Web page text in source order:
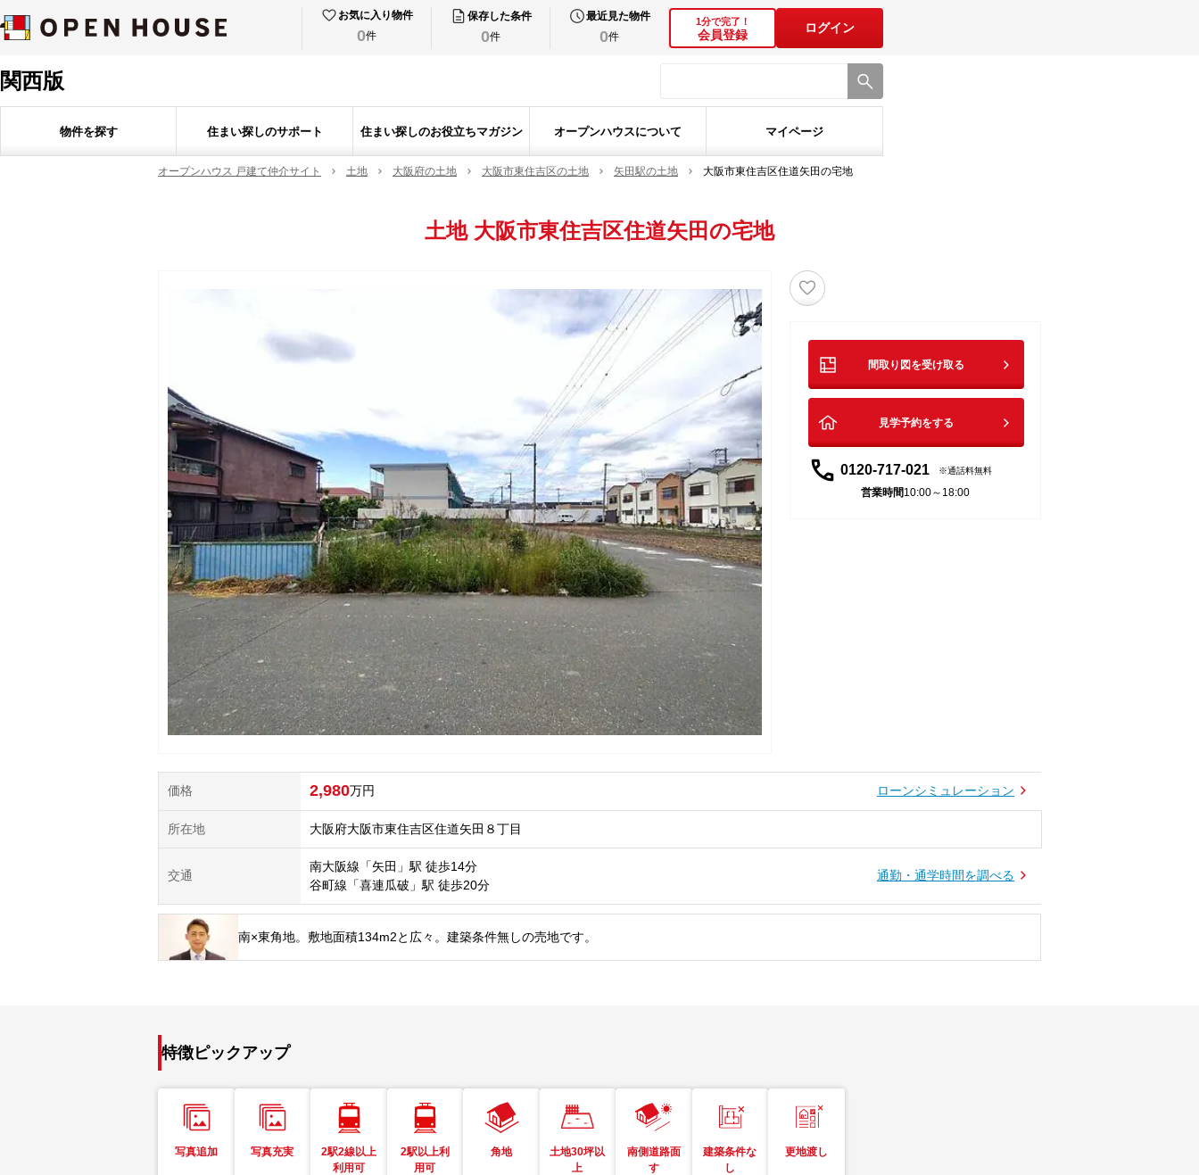
お気に入り物件
0件
保存した条件
0件
最近見た物件
0件
1分で完了！
会員登録
ログイン
関西版
物件を探す 住まい探しのサポート 住まい探しのお役立ちマガジン オープンハウスについて マイページ
オープンハウス 戸建て仲介サイト 土地 大阪府の土地 大阪市東住吉区の土地 矢田駅の土地 大阪市東住吉区住道矢田の宅地
土地 大阪市東住吉区住道矢田の宅地
♡
間取り図を受け取る
見学予約をする
0120-717-021 通話料無料
営業時間10:00～18:00
価格 2,980万円 ローンシミュレーション
所在地 大阪府大阪市東住吉区住道矢田８丁目
交通
南大阪線「矢田」駅 徒歩14分
谷町線「喜連瓜破」駅 徒歩20分
通勤・通学時間を調べる
南×東角地。敷地面積134m2と広々。建築条件無しの売地です。
特徴ピックアップ
写真追加 写真充実
2駅2線以上
利用可
2駅以上利
用可
角地
土地30坪以
上
南側道路面
す
建築条件な
し
更地渡し